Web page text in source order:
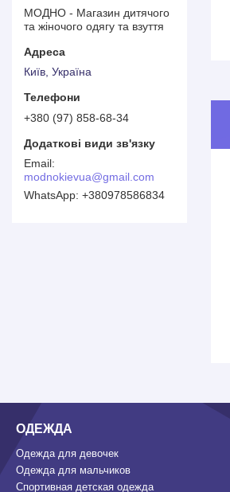
МОДНО - Магазин дитячого
та жіночого одягу та взуття
Київ, Україна
+380 (97) 858-68-34
modnokievua@gmail.com
+380978586834
ОДЕЖДА
Одежда для девочек
Одежда для мальчиков
Спортивная детская одежда